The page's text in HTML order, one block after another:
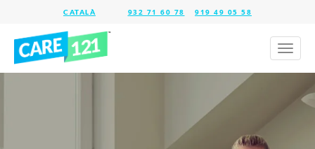
932 71 60 78 919 49 05 58
Toggle